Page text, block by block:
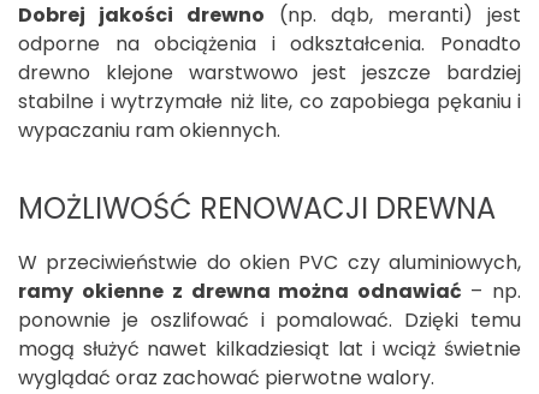
Dobrej jakości drewno (np. dąb, meranti) jest
odporne na obciążenia i odkształcenia. Ponadto
drewno klejone warstwowo jest jeszcze bardziej
stabilne i wytrzymałe niż lite, co zapobiega pękaniu i
wypaczaniu ram okiennych.
MOŻLIWOŚĆ RENOWACJI DREWNA
W przeciwieństwie do okien PVC czy aluminiowych,
ramy okienne z drewna można odnawiać – np.
ponownie je oszlifować i pomalować. Dzięki temu
mogą służyć nawet kilkadziesiąt lat i wciąż świetnie
wyglądać oraz zachować pierwotne walory.